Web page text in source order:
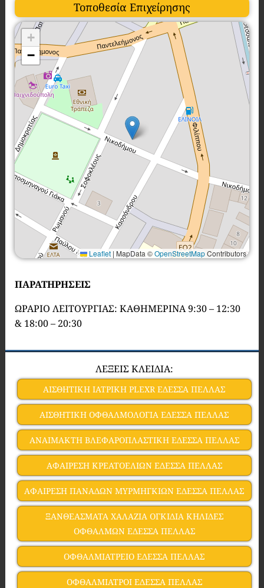
Τοποθεσία Επιχείρησης
+
−
Leaflet | MapData ©OpenStreetMapContributors
ΠΑΡΑΤΗΡΗΣΕΙΣ
ΩΡΑΡΙΟ ΛΕΙΤΟΥΡΓΙΑΣ: ΚΑΘΗΜΕΡΙΝΑ 9:30 – 12:30
& 18:00 – 20:30
ΛΕΞΕΙΣ ΚΛΕΙΔΙΑ:
ΑΙΣΘΗΤΙΚΗ ΙΑΤΡΙΚΗ PLEXR ΕΔΕΣΣΑ ΠΕΛΛΑΣ
ΑΙΣΘΗΤΙΚΗ ΟΦΘΑΛΜΟΛΟΓΙΑ ΕΔΕΣΣΑ ΠΕΛΛΑΣ
ΑΝΑΙΜΑΚΤΗ ΒΛΕΦΑΡΟΠΛΑΣΤΙΚΗ ΕΔΕΣΣΑ ΠΕΛΛΑΣ
ΑΦΑΙΡΕΣΗ ΚΡΕΑΤΟΕΛΙΩΝ ΕΔΕΣΣΑ ΠΕΛΛΑΣ
ΑΦΑΙΡΕΣΗ ΠΑΝΑΔΩΝ ΜΥΡΜΗΓΚΙΩΝ ΕΔΕΣΣΑ ΠΕΛΛΑΣ
ΞΑΝΘΕΑΣΜΑΤΑ ΧΑΛΑΖΙΑ ΟΓΚΙΔΙΑ ΚΗΛΙΔΕΣ
ΟΦΘΑΛΜΩΝ ΕΔΕΣΣΑ ΠΕΛΛΑΣ
ΟΦΘΑΛΜΙΑΤΡΕΙΟ ΕΔΕΣΣΑ ΠΕΛΛΑΣ
ΟΦΘΑΛΜΙΑΤΡΟΙ ΕΔΕΣΣΑ ΠΕΛΛΑΣ